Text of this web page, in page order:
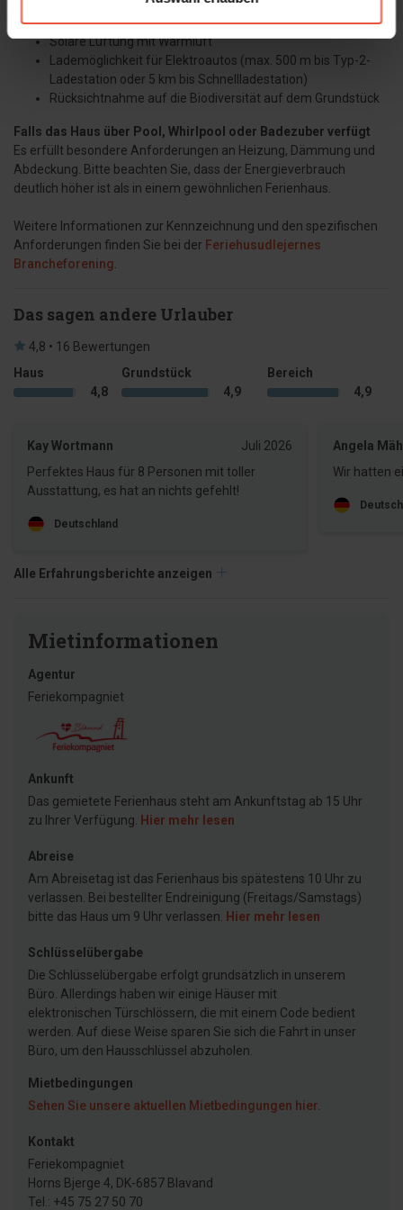
Fenster der Energieklasse B
Solaranlage zur Reduzierung des Stromverbrauchs
Solare Lüftung mit Warmluft
Lademöglichkeit für Elektroautos (max. 500 m bis Typ-2-
Ladestation oder 5 km bis Schnellladestation)
Rücksichtnahme auf die Biodiversität auf dem Grundstück
Falls das Haus über Pool, Whirlpool oder Badezuber verfügt
Es erfüllt besondere Anforderungen an Heizung, Dämmung und
Abdeckung. Bitte beachten Sie, dass der Energieverbrauch
deutlich höher ist als in einem gewöhnlichen Ferienhaus.
Weitere Informationen zur Kennzeichnung und den spezifischen
Anforderungen finden Sie bei der Feriehusudlejernes
Brancheforening
Das sagen andere Urlauber
4,8 • 16 Bewertungen
Haus
4,8
Grundstück
4,9
Bereich
4,9
Kay Wortmann
Juli 2026
Perfektes Haus für 8 Personen mit toller
Ausstattung, es hat an nichts gefehlt!
Deutschland
Angela
Wir hatten
Alle Erfahrungsberichte anzeigen
Mietinformationen
Agentur
Feriekompagniet
Ankunft
Das gemietete Ferienhaus steht am Ankunftstag ab 15 Uhr
zu Ihrer Verfügung.
Hier mehr lesen
Abreise
Am Abreisetag ist das Ferienhaus bis spätestens 10 Uhr zu
verlassen. Bei bestellter Endreinigung (Freitags/Samstags)
bitte das Haus um 9 Uhr verlassen.
Hier mehr lesen
Schlüsselübergabe
Die Schlüsselübergabe erfolgt grundsätzlich in unserem
Büro. Allerdings haben wir einige Häuser mit
elektronischen Türschlössern, die mit einem Code bedient
werden. Auf diese Weise sparen Sie sich die Fahrt in unser
Büro, um den Hausschlüssel abzuholen.
Mietbedingungen
Sehen Sie unsere aktuellen Mietbedingungen hier.
Kontakt
Feriekompagniet
Horns Bjerge 4, DK-6857 Blavand
Tel.: +45 75 27 50 70